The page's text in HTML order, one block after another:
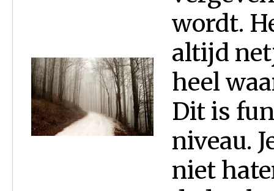
wordt.
altijd
heel
Dit is
niveau.
niet